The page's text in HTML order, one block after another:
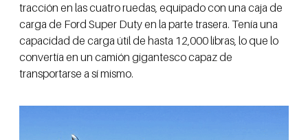
tracción en las cuatro ruedas, equipado con una caja de
carga de Ford Super Duty en la parte trasera. Tenía una
capacidad de carga útil de hasta 12,000 libras, lo que lo
convertía en un camión gigantesco capaz de
transportarse a sí mismo.